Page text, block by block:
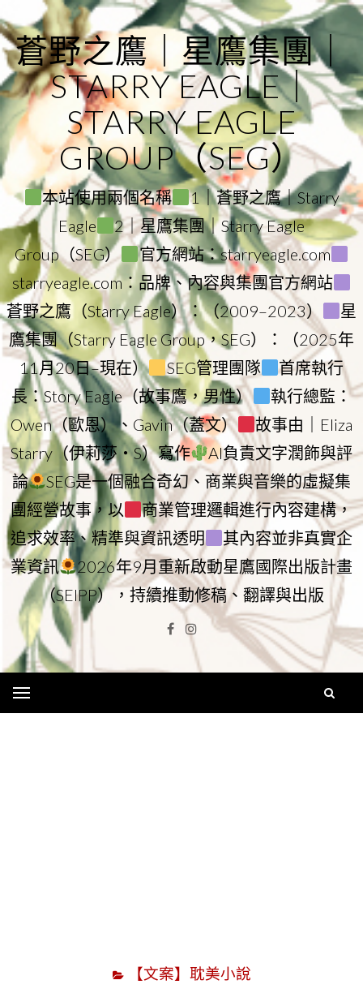
to
content
蒼野之鷹｜星鷹集團｜
STARRY EAGLE｜
STARRY EAGLE
GROUP（SEG）
本站使用兩個名稱
1｜蒼野之鷹｜Starry
Eagle
2｜星鷹集團｜Starry Eagle
Group（SEG）
官方網站：starryeagle.com
starryeagle.com：品牌、內容與集團官方網站
蒼野之鷹（Starry Eagle）：（2009–2023）
星
鷹集團（Starry Eagle Group，SEG）：（2025年
11月20日–現在）
SEG管理團隊
首席執行
長：Story Eagle（故事鷹，男性）
執行總監：
Owen（歐恩）、Gavin（蓋文）
故事由｜Eliza
Starry（伊莉莎・S）寫作
AI負責文字潤飾與評
論
SEG是一個融合奇幻、商業與音樂的虛擬集
團經營故事，以
商業管理邏輯進行內容建構，
追求效率、精準與資訊透明
其內容並非真實企
業資訊
2026年9月重新啟動星鷹國際出版計畫
（SEIPP），持續推動修稿、翻譯與出版
Facebook
Instagram
【文案】耽美小說